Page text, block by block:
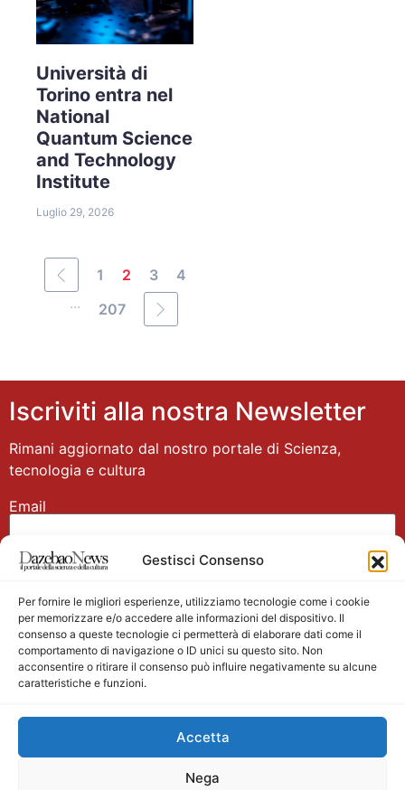
Gestisci Consenso
Per fornire le migliori esperienze, utilizziamo tecnologie come i cookie
per memorizzare e/o accedere alle informazioni del dispositivo. Il
consenso a queste tecnologie ci permetterà di elaborare dati come il
comportamento di navigazione o ID unici su questo sito. Non
acconsentire o ritirare il consenso può influire negativamente su alcune
caratteristiche e funzioni.
Accetta
Nega
Università di
Torino entra nel
National
Quantum Science
and Technology
Institute
Luglio 29, 2026
1 2 3
4
...
207
Iscriviti alla nostra Newsletter
Rimani aggiornato dal nostro portale di Scienza,
tecnologia e cultura
Email
Nome
Main partner